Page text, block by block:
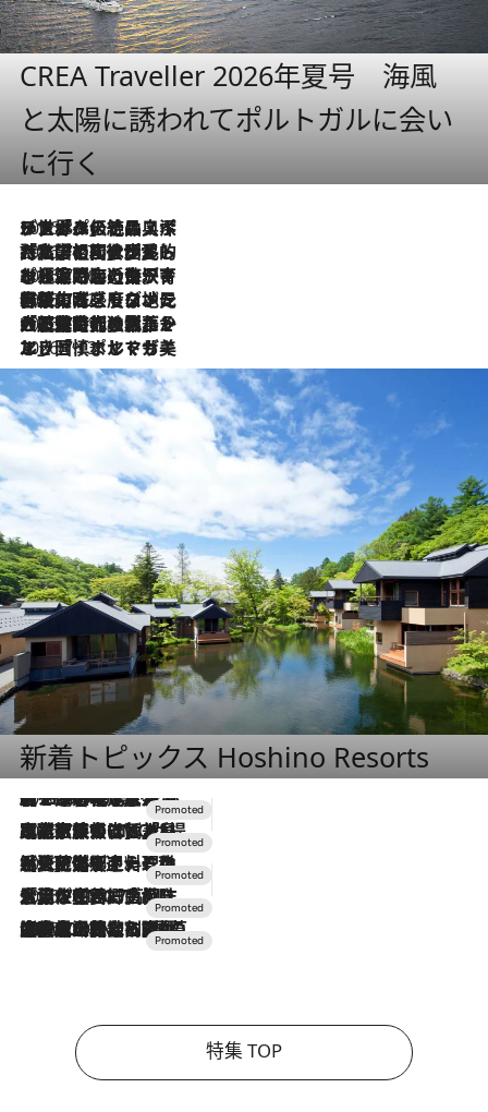
CREA Traveller 2026年夏号 海風
と太陽に誘われてポルトガルに会い
に行く
2026.8.8
リスボンの絶品スイーツ「パステル・デ・ナタ」とは？ポルトガル伝統の奥深い世界へ
2026.7.27
「私の祖国はポルトガル語です」国民的詩人フェルナンド・ペソアと、彼が愛した文学の街を歩く
2026.7.26
ポルトガル近海が育む極上の海の幸。キリリと冷えた白ワインと愉しむ、シーフード専門店の贅沢
2026.7.22
伝統の味をモダンに昇華。高感度な地元客が集う、リスボンの最旬ガストロノミー
2026.7.21
大航海時代の栄華から、震災、独裁、そして革命へ。ポルトガル・首都リスボンの石畳に刻まれた「歴史の光と影」
2026.7.13
エッセイ・ヤマザキマリ「慎ましくも美しき国 ポルトガル」
新着トピックス Hoshino Resorts
2026.8.7
【トンボの足水浴】ヒノキの香りに包まれて涼感マックス！約13℃の湧水かけ流しを避暑地「星野温泉 トンボの湯」で体験
2026.7.31
【ホテル帰省】という選択肢をOMOが提案。家族とほどよい距離を保つには「昼は実家、夜は気兼ねなくホテルで！」
2026.7.24
【夏限定ディナーコース】旬を迎える稚鮎や花ズッキーニなどをイタリア・トスカーナの郷土料理の手法で満喫！
2026.7.17
「土佐和ハーブかき氷」がOMO7高知に登場！生姜、山椒、大葉など目にも舌にも涼を呼ぶ郷土の味
2026.7.10
NEW OPEN！【界 草津】名湯の地に誕生。趣の異なる2種の温泉と上州ならではの会席・蕎麦割烹など美食を味わう究極の癒やし旅
特集 TOP